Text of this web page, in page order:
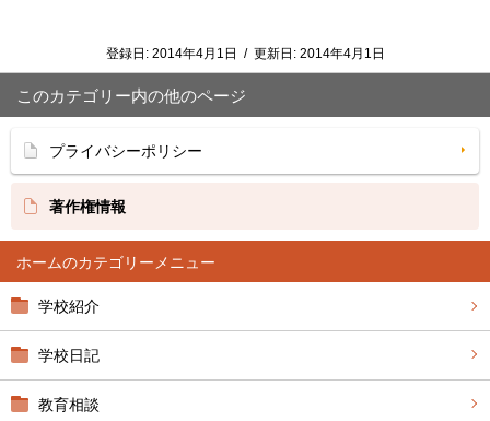
ホーム
学校紹介
学校日記
教育相談
登録日: 2014年4月1日 / 更新日: 2014年4月1日
このカテゴリー内の他のページ
プライバシーポリシー
著作権情報